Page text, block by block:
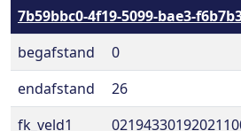
7b59bbc0-4f19-5099-bae3-
begafstand
0
endafstand
26
fk_veld1